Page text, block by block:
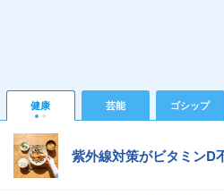
健康 芸能 ゴシップ
紫外線対策がビタミンD